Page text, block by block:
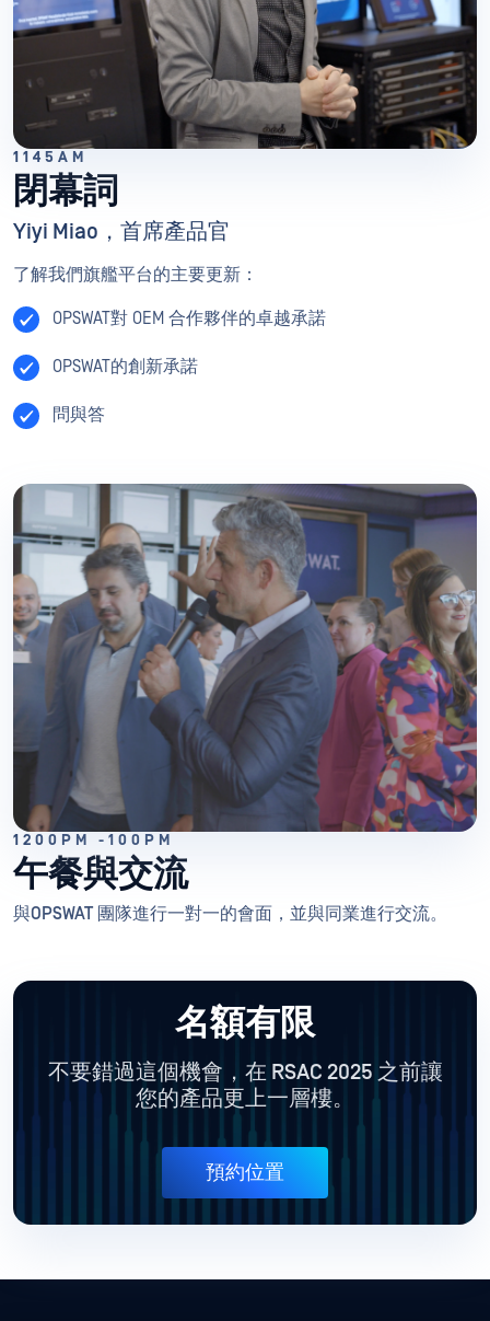
1145AM
閉幕詞
Yiyi Miao，首席產品官
了解我們旗艦平台的主要更新：
OPSWAT對 OEM 合作夥伴的卓越承諾
OPSWAT的創新承諾
問與答
1200PM -100PM
午餐與交流
與OPSWAT 團隊進行一對一的會面，並與同業進行交流。
名額有限
不要錯過這個機會，在 RSAC 2025 之前讓
您的產品更上一層樓。
預約位置